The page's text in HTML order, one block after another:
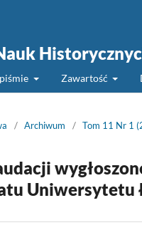
Zawartość
/ Archiwum / Tom 11 Nr 1
Uniwersytetu